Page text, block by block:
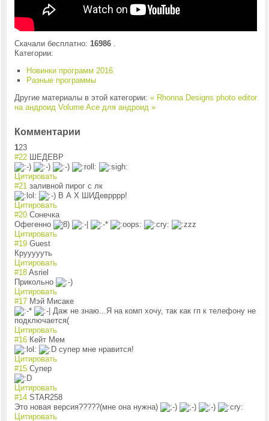
Скачали бесплатно: 16986.
Категории:
Новинки программ 2016
Разные программы
Другие материалы в этой категории: « Rhonna Designs photo editor
на андроид Volume Ace для андроид »
Комментарии
123
#22 ШЕДЕВР
Цитировать
#21 заливной пирог с лк
В А Х ШИДеврррр!
Цитировать
#20 Сонечка
Офегенно
Цитировать
#19 Guest
Круууууть
Цитировать
#18 Asriel
Прикольно
Цитировать
#17 Мэй Мисаке
Даж не знаю...Я на комп хочу, так как гп к телефону не
подключается(
Цитировать
#16 Кейт Мем
супер мне нравится!
Цитировать
#15 Супер
Цитировать
#14 STAR258
Это новая версия?????(мне она нужна)
Цитировать